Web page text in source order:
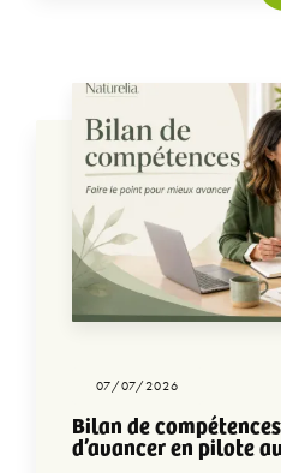
07/07/2026
Bilan de
d’avancer en pilote